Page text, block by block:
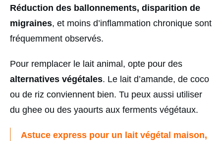
Réduction des ballonnements, disparition de
migraines, et moins d’inflammation chronique sont
fréquemment observés.
Pour remplacer le lait animal, opte pour des
alternatives végétales. Le lait d’amande, de coco
ou de riz conviennent bien. Tu peux aussi utiliser
du ghee ou des yaourts aux ferments végétaux.
Astuce express pour un lait végétal maison,